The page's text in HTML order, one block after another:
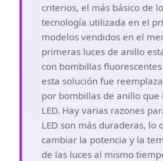
criterios, el más básico de
tecnología utilizada en el
modelos vendidos en el
primeras luces de anillo
con bombillas
esta solución fue
por bombillas de anillo que
LED. Hay varias razones
LED son más duraderas, lo
cambiar la potencia y la
de las luces al mismo